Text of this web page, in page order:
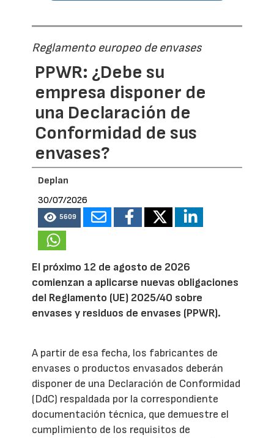
Reglamento europeo de envases
PPWR: ¿Debe su
empresa disponer de
una Declaración de
Conformidad de sus
envases?
Deplan
30/07/2026
5609
El próximo 12 de agosto de 2026
comienzan a aplicarse nuevas obligaciones
del Reglamento (UE) 2025/40 sobre
envases y residuos de envases (PPWR).
A partir de esa fecha, los fabricantes de
envases o productos envasados deberán
disponer de una Declaración de Conformidad
(DdC) respaldada por la correspondiente
documentación técnica, que demuestre el
cumplimiento de los requisitos de